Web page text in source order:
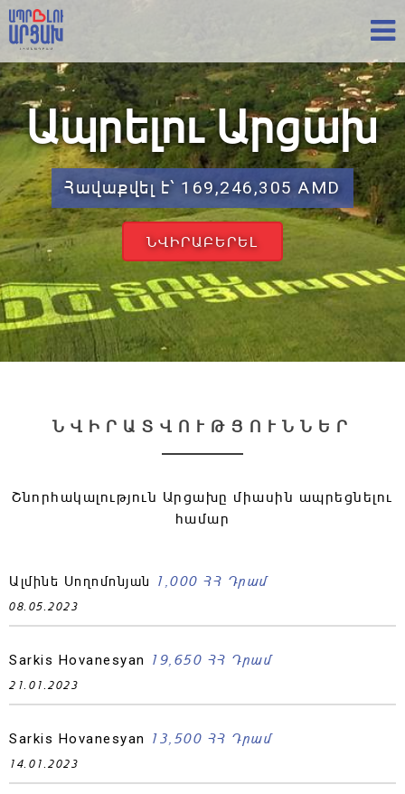
Ապրելու Արցախ
Հավաքվել է՝ 169,246,305 AMD
ՆՎԻՐԱԲԵՐԵԼ
ՆՎԻՐԱՏՎՈՒԹՅՈՒՆՆԵՐ
Շնորհակալություն Արցախը միասին ապրեցնելու
համար
Ալմինե Սողոմոնյան 1,000 ՀՀ Դրամ
08.05.2023
Sarkis Hovanesyan 19,650 ՀՀ Դրամ
21.01.2023
Sarkis Hovanesyan 13,500 ՀՀ Դրամ
14.01.2023